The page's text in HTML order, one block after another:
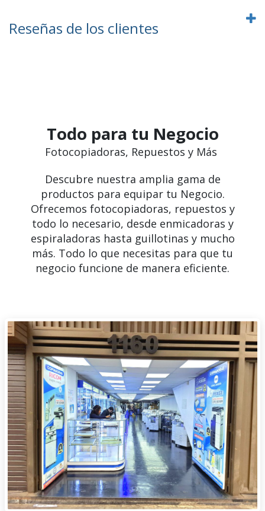
Reseñas de los clientes
Todo para tu Negocio
Fotocopiadoras, Repuestos y Más
Descubre nuestra amplia gama de
productos para equipar tu Negocio.
Ofrecemos fotocopiadoras, repuestos y
todo lo necesario, desde enmicadoras y
espiraladoras hasta guillotinas y mucho
más. Todo lo que necesitas para que tu
negocio funcione de manera eficiente.